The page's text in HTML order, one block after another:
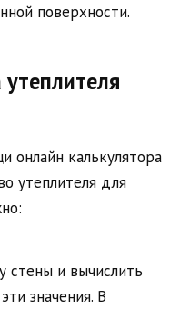
поверхности.
калькулятора
утеплителя для
стены и вычислить
значения. В